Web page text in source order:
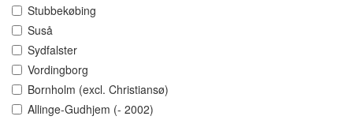
Stubbekøbing
Suså
Sydfalster
Vordingborg
Bornholm (excl. Christiansø)
Allinge-Gudhjem (- 2002)